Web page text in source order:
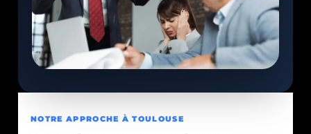
NOTRE APPROCHE À TOULOUSE